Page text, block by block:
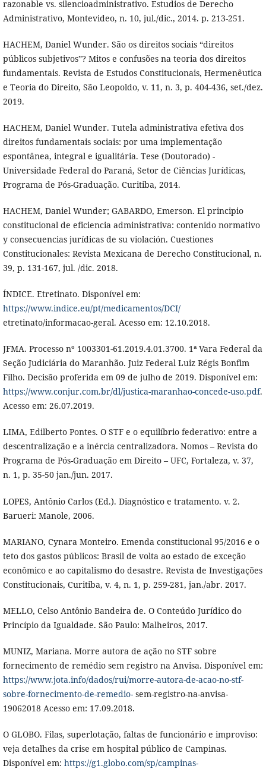
razonable vs. silencioadministrativo. Estudios de Derecho
Administrativo, Montevideo, n. 10, jul./dic., 2014. p. 213-251.
HACHEM, Daniel Wunder. São os direitos sociais “direitos
públicos subjetivos”? Mitos e confusões na teoria dos direitos
fundamentais. Revista de Estudos Constitucionais, Hermenêutica
e Teoria do Direito, São Leopoldo, v. 11, n. 3, p. 404-436, set./dez.
2019.
HACHEM, Daniel Wunder. Tutela administrativa efetiva dos
direitos fundamentais sociais: por uma implementação
espontânea, integral e igualitária. Tese (Doutorado) -
Universidade Federal do Paraná, Setor de Ciências Jurídicas,
Programa de Pós-Graduação. Curitiba, 2014.
HACHEM, Daniel Wunder; GABARDO, Emerson. El principio
constitucional de eficiencia administrativa: contenido normativo
y consecuencias jurídicas de su violación. Cuestiones
Constitucionales: Revista Mexicana de Derecho Constitucional, n.
39, p. 131-167, jul. /dic. 2018.
ÍNDICE. Etretinato. Disponível em:
https://www.indice.eu/pt/medicamentos/DCI/
etretinato/informacao-geral. Acesso em: 12.10.2018.
JFMA. Processo nº 1003301-61.2019.4.01.3700. 1ª Vara Federal da
Seção Judiciária do Maranhão. Juiz Federal Luiz Régis Bonfim
Filho. Decisão proferida em 09 de julho de 2019. Disponível em:
https://www.conjur.com.br/dl/justica-maranhao-concede-uso.pdf.
Acesso em: 26.07.2019.
LIMA, Edilberto Pontes. O STF e o equilíbrio federativo: entre a
descentralização e a inércia centralizadora. Nomos – Revista do
Programa de Pós-Graduação em Direito – UFC, Fortaleza, v. 37,
n. 1, p. 35-50 jan./jun. 2017.
LOPES, Antônio Carlos (Ed.). Diagnóstico e tratamento. v. 2.
Barueri: Manole, 2006.
MARIANO, Cynara Monteiro. Emenda constitucional 95/2016 e o
teto dos gastos públicos: Brasil de volta ao estado de exceção
econômico e ao capitalismo do desastre. Revista de Investigações
Constitucionais, Curitiba, v. 4, n. 1, p. 259-281, jan./abr. 2017.
MELLO, Celso Antônio Bandeira de. O Conteúdo Jurídico do
Princípio da Igualdade. São Paulo: Malheiros, 2017.
MUNIZ, Mariana. Morre autora de ação no STF sobre
fornecimento de remédio sem registro na Anvisa. Disponível em:
https://www.jota.info/dados/rui/morre-autora-de-acao-no-stf-
sobre-fornecimento-de-remedio-sem-registro-na-anvisa-
19062018 Acesso em: 17.09.2018.
O GLOBO. Filas, superlotação, faltas de funcionário e improviso:
veja detalhes da crise em hospital público de Campinas.
Disponível em: https://g1.globo.com/sp/campinas-